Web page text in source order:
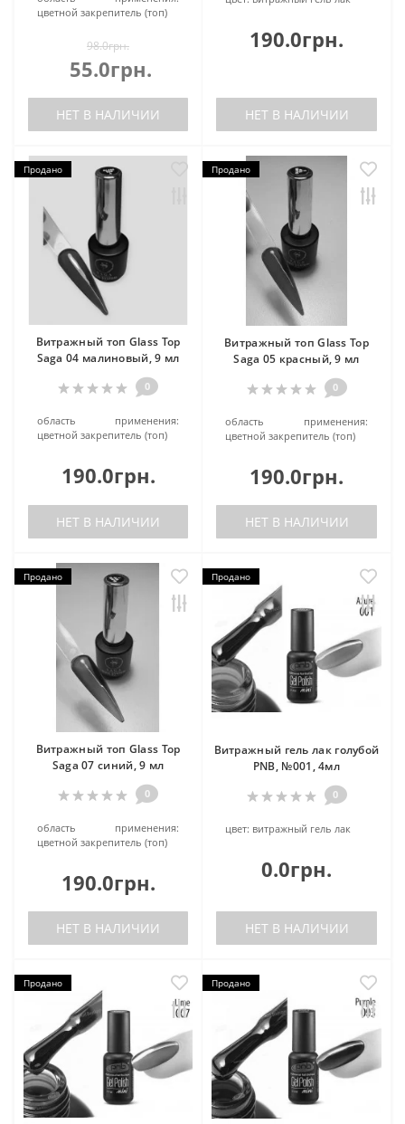
цветной закрепитель (топ)
98.0грн.
55.0грн.
НЕТ В НАЛИЧИИ
190.0грн.
НЕТ В НАЛИЧИИ
Продано
Витражный топ Glass Top
Saga 04 малиновый, 9 мл
0
область применения:
цветной закрепитель (топ)
190.0грн.
НЕТ В НАЛИЧИИ
Продано
Витражный топ Glass Top
Saga 05 красный, 9 мл
0
область применения:
цветной закрепитель (топ)
190.0грн.
НЕТ В НАЛИЧИИ
Продано
Витражный топ Glass Top
Saga 07 синий, 9 мл
0
область применения:
цветной закрепитель (топ)
190.0грн.
НЕТ В НАЛИЧИИ
Продано
Витражный гель лак голубой
PNB, №001, 4мл
0
цвет: витражный гель лак
0.0грн.
НЕТ В НАЛИЧИИ
Продано Продано